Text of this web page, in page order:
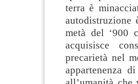
terra è
autodistruzione
metà del ‘900
acquisisce
precarietà nel
appartenenza